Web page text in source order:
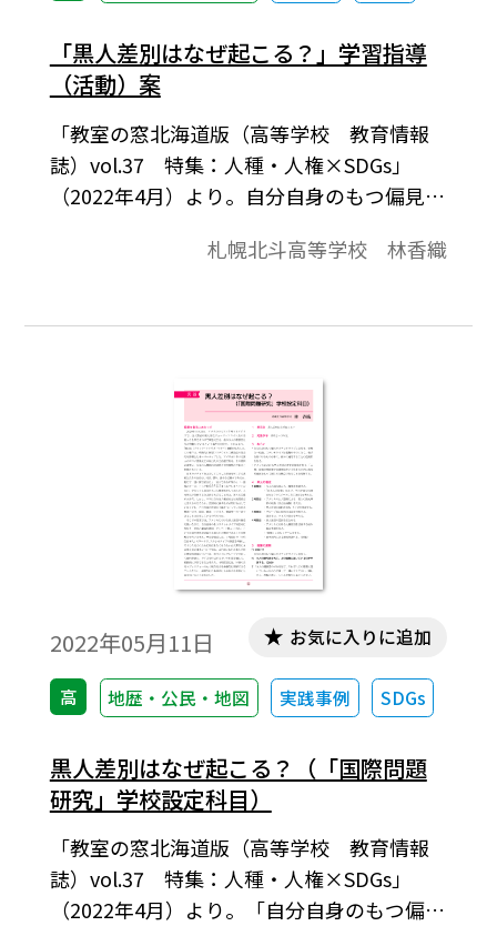
「黒人差別はなぜ起こる？」学習指導
（活動）案
「教室の窓北海道版（高等学校 教育情報
誌）vol.37 特集：人種・人権×SDGs」
（2022年4月）より。自分自身のもつ偏見や
ステレオタイプは根拠が十分になく、相手
との危険性を知る。アメリカにおける黒人
地政策や奴隷制度を正当化するために、政
治的意図をもって創られた概念であること
を理解する。日本国内で見られる差別の事
例について調べ、レポートにまとめること
札幌北斗高等学校 林香織
2022年05月11日
高 地歴・公民・地図 実践事例 SDGs
お気に入りに追加
黒人差別はなぜ起こる？（「国際問題
研究」学校設定科目）
「教室の窓北海道版（高等学校 教育情報
誌）vol.37 特集：人種・人権×SDGs」
（2022年4月）より。「自分自身のもつ偏見